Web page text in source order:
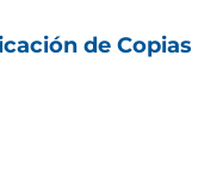
de Copias